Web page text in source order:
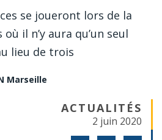
se joueront lors de la
il n’y aura qu’un seul
lieu de trois
Marseille
ACTUALITÉS
2 juin 2020